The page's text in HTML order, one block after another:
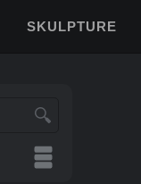
SKULPTURE